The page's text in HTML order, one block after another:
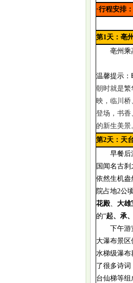
·行程安排：
第1天：亳
亳州乘
温馨提示：
朝时就是繁
映，临川
登场，书香
的新生美景
第2天： 天
早餐后
国闻名古
依然生机盎
院占地2公
花殿、大雄
的“起、承
下午游
大瀑布景
水梯级瀑
了很多诗
台仙梯等